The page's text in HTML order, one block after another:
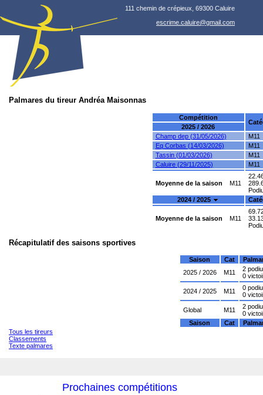
111 chemin de crépieux, 69300 Caluire
escrime.caluire@gmail.com
Palmares du tireur Andréa Maisonnas
Compétition
2025 / 2026
Champ dep (31/05/2026)
M11
Eq Corbas (14/03/2026)
M11
Tassin (01/03/2026)
M11
Caluire (29/11/2025)
M11
Moyenne de la saison M11
2024 / 2025
Moyenne de la saison M11
Récapitulatif des saisons sportives
Saison Cat
2025 / 2026
M11
2
0
2024 / 2025 M11
0
0
Global M11
2
0
Saison
Cat
Tous les tireurs
Classements
Texte palmares
Prochaines compétitions